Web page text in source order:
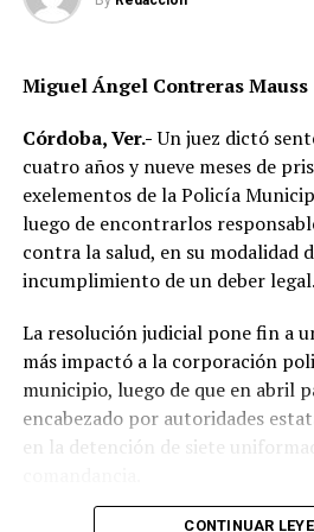
DESPUÉS
ANTES
Médica del IMSS es hallada sin
recibir atención médica
conocimiento del accidente,
correspondiente y deslindar
Las autoridades no descartaron
clima hayan influido en el
tarde se registraron lluvias que
mojado y con menor adherencia.
parte de las investigaciones para
mecánica del accidente y
responsabilidad por parte de
Las autoridades exhortaron a los
límites de velocidad y aumentar
Miguel Ángel Contreras Mauss
Córdoba, Ver.-Un juez dictó
cuatro años y nueve meses de
exelementos de la Policía
luego de encontrarlos
contra la salud, en su modalidad
incumplimiento de un deber legal.
La resolución judicial pone fin a
más impactó a la corporación
municipio, luego de que en abril
encabezado por autoridades
en la detención de siete
CONTINUAR